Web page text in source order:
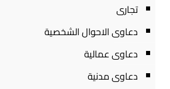
تجارى
دعاوى الاحوال الشخصية
دعاوى عمالية
دعاوى مدنية